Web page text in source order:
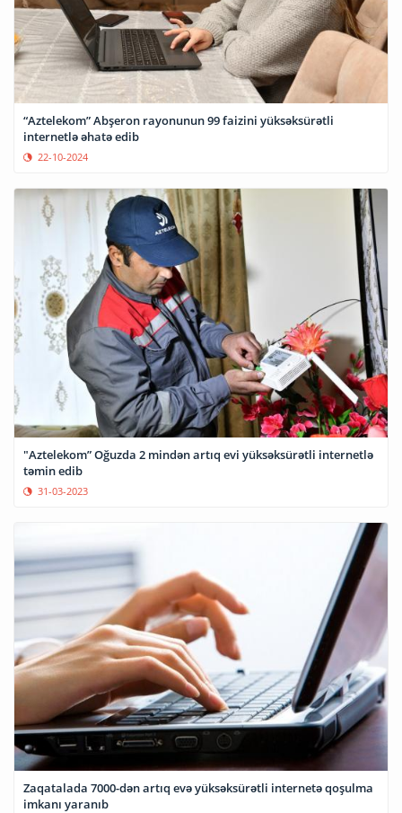
“Aztelekom” Abşeron rayonunun 99 faizini yüksəksürətli
internetlə əhatə edib
22-10-2024
"Aztelekom” Oğuzda 2 mindən artıq evi yüksəksürətli internetlə
təmin edib
31-03-2023
Zaqatalada 7000-dən artıq evə yüksəksürətli internetə qoşulma
imkanı yaranıb